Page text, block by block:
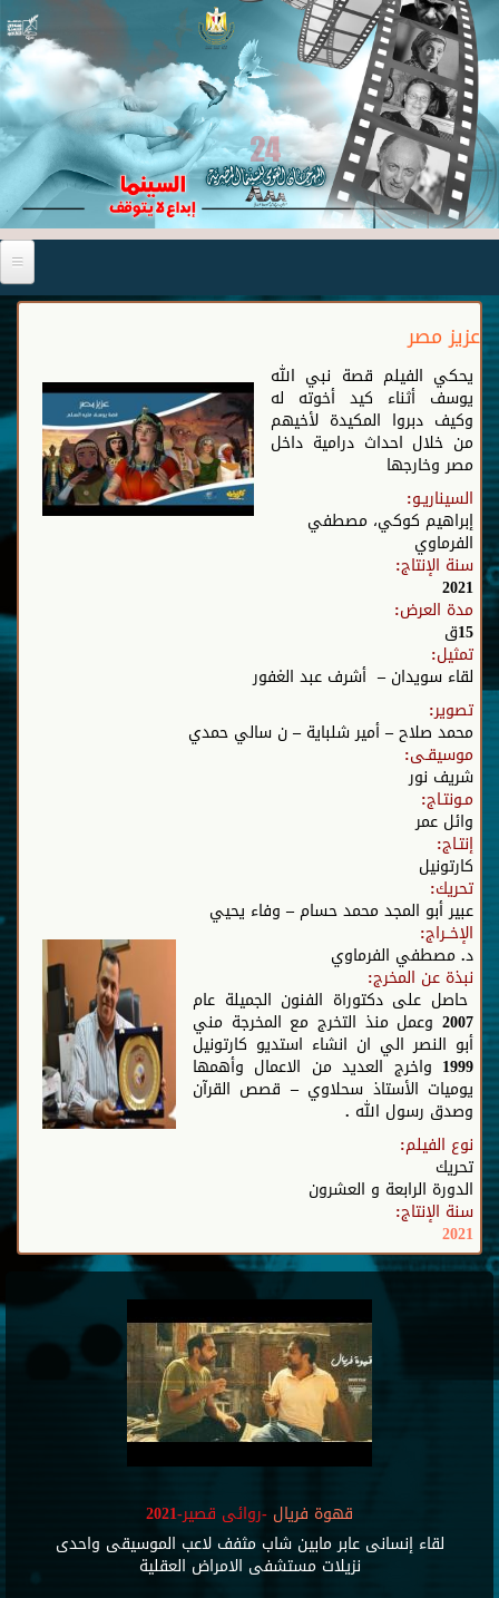
عزيز مصر
يحكي الفيلم قصة نبي الله
يوسف أثناء كيد أخوته له
وكيف دبروا المكيدة لأخيهم
من خلال احداث درامية داخل
مصر وخارجها
السيناريـو:
إبراهيم كوكي، مصطفي
الفرماوي
سنة الإنتاج:
2021
مدة العرض:
15ق
تمثيل:
لقاء سويدان – أشرف عبد الغفور
تصوير:
محمد صلاح – أمير شلباية – ن سالي حمدي
موسيقـى:
شريف نور
مـونتـاج:
وائل عمر
إنتـاج:
كارتونيل
تحريك:
عبير أبو المجد محمد حسام – وفاء يحيي
الإخــراج:
د. مصطفي الفرماوي
نبذة عن المخرج:
حاصل على دكتوراة الفنون الجميلة عام
2007 وعمل منذ التخرج مع المخرجة مني
أبو النصر الي ان انشاء استديو كارتونيل
1999 واخرج العديد من الاعمال وأهمها
يوميات الأستاذ سحلاوي – قصص القرآن
وصدق رسول الله .
نوع الفيلم:
تحريك
الدورة الرابعة و العشرون
سنة الإنتاج:
2021
قهوة فريال -روائى قصير-2021
لقاء إنسانى عابر مابين شاب مثفف لاعب الموسيقى واحدى
نزيلات مستشفى الامراض العقلية